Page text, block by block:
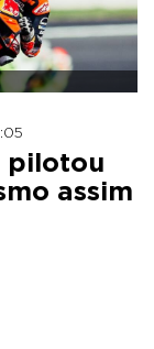
pilotou
assim